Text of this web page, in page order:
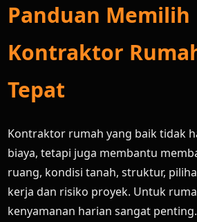
Panduan Memilih
Kontraktor
Tepat
Kontraktor rumah yang baik tidak
biaya, tetapi juga membantu
ruang, kondisi tanah, struktur,
kerja dan risiko proyek. Untuk
kenyamanan harian sangat